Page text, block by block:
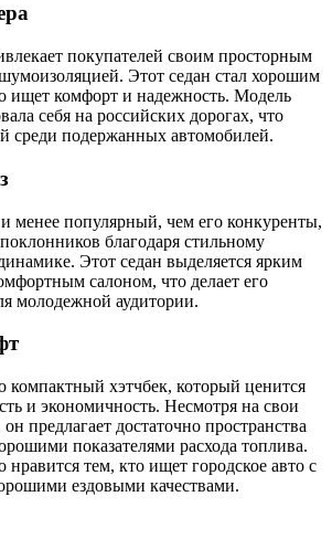
покупателей своим просторным
Этот седан стал хорошим
ищет комфорт и надежность. Модель
себя на российских дорогах, что
среди подержанных автомобилей.
менее популярный, чем его конкуренты,
благодаря стильному
Этот седан выделяется ярким
салоном, что делает его
молодежной аудитории.
хэтчбек, который ценится
и экономичность. Несмотря на свои
предлагает достаточно пространства
показателями расхода топлива.
нравится тем, кто ищет городское авто с
ездовыми качествами.